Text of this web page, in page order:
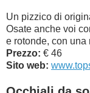
Un pizzico di
Osate anche voi
e rotonde, con una
Prezzo: € 46
Sito web: